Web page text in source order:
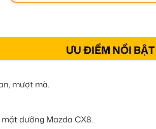
ƯU ĐIỂM NỔI BẬT
mượt mà.
dưỡng Mazda CX8.